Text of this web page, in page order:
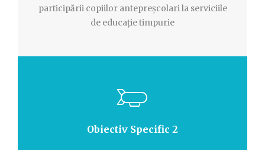
participării copiilor antepreșcolari la serviciile
de educație timpurie
Obiectiv Specific 2